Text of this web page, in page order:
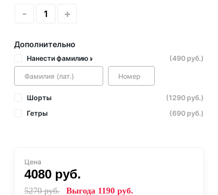
- +
Дополнительно
Нанести фамилию и номер (490 руб.)
Шорты
(1290 руб.)
Гетры
(690 руб.)
Цена
4080 руб.
5270руб. Выгода 1190 руб.